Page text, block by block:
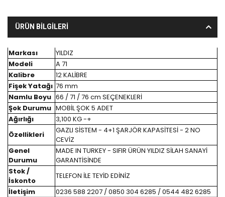
ÜRÜN BİLGİLERİ
Markası
YILDIZ
Modeli
A 71
Kalibre
12 KALİBRE
Fişek Yatağı 76 mm
Namlu Boyu 66 / 71 / 76 cm SEÇENEKLERİ
Şok Durumu MOBİL ŞOK 5 ADET
Ağırlığı
3,100 KG -+
Özellikleri
GAZLI SİSTEM - 4+1 ŞARJÖR KAPASİTESİ - 2 NO
CEVİZ
Genel
Durumu
MADE IN TURKEY - SIFIR ÜRÜN YILDIZ SİLAH SANAYİ
GARANTİSİNDE
Stok /
İskonto
TELEFON İLE TEYİD EDİNİZ
İletişim
0236 588 2207 / 0850 304 6285 / 0544 482 6285